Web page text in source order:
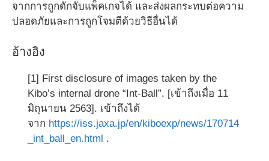
จากการถูกดักจับแพ็คเกจได้ และส่งผลกระทบต่อความ
ปลอดภัยและการถูกโจมตีด้วยวิธีอื่นได้
อ้างอิง
[1] First disclosure of images taken by the
Kibo’s internal drone “Int-Ball”. [เข้าถึงเมื่อ 11
มิถุนายน 2563]. เข้าถึงได้
จาก https://iss.jaxa.jp/en/kiboexp/news/170714
_int_ball_en.html .